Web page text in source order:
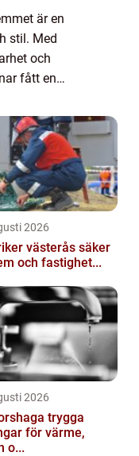
är en
stil. Med
och
fått en
2026
västerås säker
och fastighet...
2026
trygga
för värme,
o...